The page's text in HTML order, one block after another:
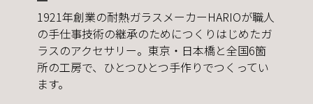
1921年創業の耐熱ガラスメーカーHARIOが職人
の手仕事技術の継承のためにつくりはじめたガ
ラスのアクセサリー。東京・日本橋と全国6箇
所の工房で、ひとつひとつ手作りでつくってい
ます。